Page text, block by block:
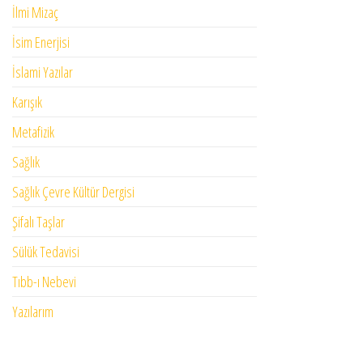
İlmi Mizaç
İsim Enerjisi
İslami Yazılar
Karışık
Metafizik
Sağlık
Sağlık Çevre Kültür Dergisi
Şifalı Taşlar
Sülük Tedavisi
Tıbb-ı Nebevi
Yazılarım